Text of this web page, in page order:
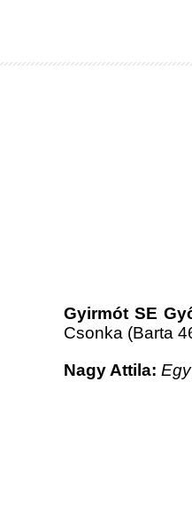
Gyirmót SE
Csonka (Barta
Nagy Attila: